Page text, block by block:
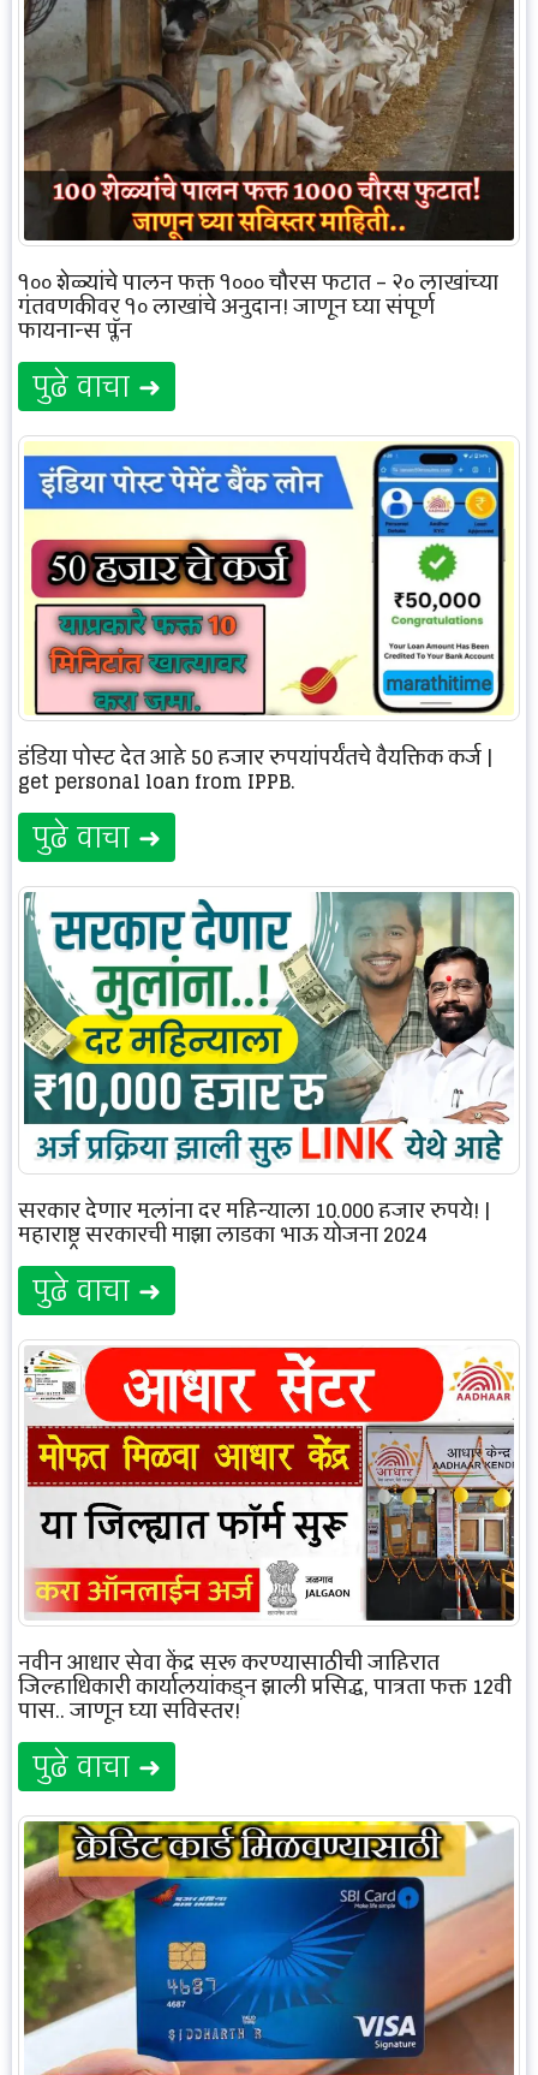
१०० शेळ्यांचे पालन फक्त १००० चौरस फुटात – २० लाखांच्या
गुंतवणुकीवर १० लाखांचे अनुदान! जाणून घ्या संपूर्ण
फायनान्स प्लॅन
पुढे वाचा ➜
इंडिया पोस्ट देत आहे 50 हजार रुपयांपर्यंतचे वैयक्तिक कर्ज |
get personal loan from IPPB.
पुढे वाचा ➜
सरकार देणार मुलांना दर महिन्याला 10,000 हजार रुपये! |
महाराष्ट्र सरकारची माझा लाडका भाऊ योजना 2024
पुढे वाचा ➜
नवीन आधार सेवा केंद्र सुरू करण्यासाठीची जाहिरात
जिल्हाधिकारी कार्यालयांकडून झाली प्रसिद्ध, पात्रता फक्त 12वी
पास.. जाणून घ्या सविस्तर!
पुढे वाचा ➜